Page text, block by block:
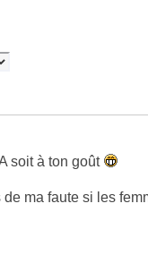
soit à ton goût
ma faute si les